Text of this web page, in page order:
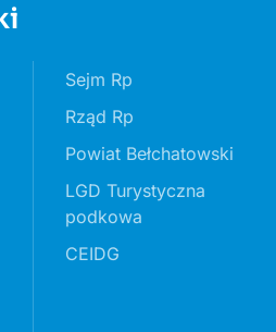
Sejm Rp
Rząd Rp
Powiat Bełchatowski
LGD Turystyczna
podkowa
CEIDG